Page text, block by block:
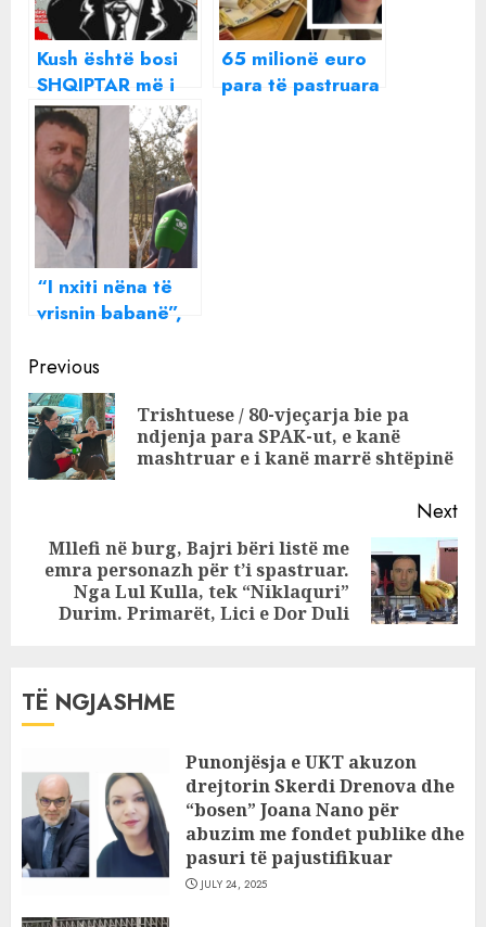
Kush është bosi
SHQIPTAR më i
madh i kokainës,
askush nuk e
përmend!
65 milionë euro
para të pastruara
“I nxiti nëna të
vrisnin babanë”,
Pëllumb Metës:
Nipi i madh është
i dhunshëm, së
fundmi
konsumonte dhe
Continue
Reading
Previous
Trishtuese / 80-vjeçarja bie pa
ndjenja para SPAK-ut, e kanë
mashtruar e i kanë marrë shtëpinë
Next
Next
post:
Mllefi në burg, Bajri bëri listë me
emra personazh për t’i spastruar.
Nga Lul Kulla, tek “Niklaquri”
Durim. Primarët, Lici e Dor Duli
TË NGJASHME
Punonjësja e UKT akuzon
drejtorin Skerdi Drenova dhe
“bosen” Joana Nano për
abuzim me fondet publike dhe
pasuri të pajustifikuar
JULY 24, 2025